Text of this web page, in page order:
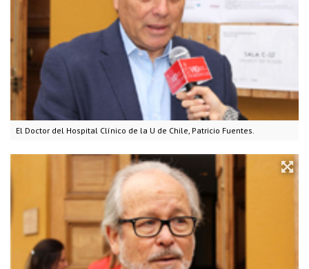
El Doctor del Hospital Clínico de la U de Chile, Patricio Fuentes.